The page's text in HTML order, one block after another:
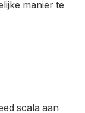
manier te
scala aan